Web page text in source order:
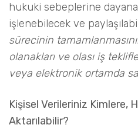
hukuki sebeplerine
işlenebilecek ve
sürecinin
olanakları ve olası iş
veya elektronik ortamda
Kişisel Verileriniz Kimlere,
Aktarılabilir?